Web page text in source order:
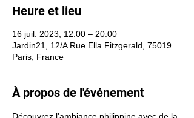
Heure et lieu
16 juil. 2023, 12:00 – 20:00
Jardin21, 12/A Rue Ella Fitzgerald, 75019
Paris, France
À propos de l'événement